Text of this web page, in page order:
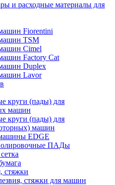
и расходные материалы для
Fiorentini
TSM
Cimel
Factory Cat
Duplex
Lavor
круги (пады) для
машин
круги (пады) для
машин
EDGE
ПАДы
стяжки
стяжки для машин